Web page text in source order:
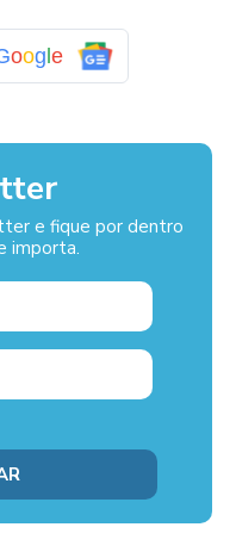
oog e
e fique por dentro
importa.